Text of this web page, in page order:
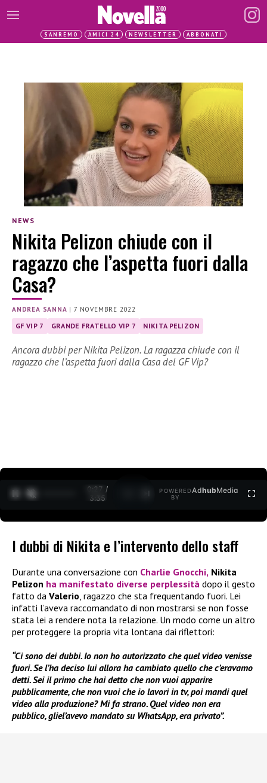
SANREMO AMICI 24 NEWSLETTER ABBONATI
NEWS
Nikita Pelizon chiude con il
ragazzo che l’aspetta fuori dalla
Casa?
ANDREA SANNA |7 NOVEMBRE 2022
GF VIP 7 GRANDE FRATELLO VIP 7 NIKITA PELIZON
Ancora dubbi per Nikita Pelizon. La ragazza chiude con il
ragazzo che l’aspetta fuori dalla Casa del GF Vip?
0:27 /
3:35
POWERED
BY
AdhubMedia
I dubbi di Nikita e l’intervento dello staff
Durante una conversazione con Charlie Gnocchi, Nikita
Pelizon ha manifestato diverse perplessità dopo il gesto
fatto da Valerio, ragazzo che sta frequentando fuori. Lei
infatti l’aveva raccomandato di non mostrarsi se non fosse
stata lei a rendere nota la relazione. Un modo come un altro
per proteggere la propria vita lontana dai riflettori:
“Ci sono dei dubbi. Io non ho autorizzato che quel video venisse
fuori. Se l’ha deciso lui allora ha cambiato quello che c’eravamo
detti. Sei il primo che hai detto che non vuoi apparire
pubblicamente, che non vuoi che io lavori in tv, poi mandi quel
video alla produzione? Mi fa strano. Quel video non era
pubblico, gliel’avevo mandato su WhatsApp, era privato”.